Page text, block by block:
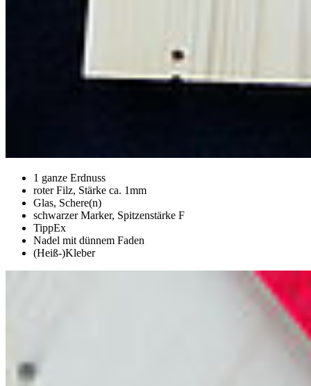
1 ganze Erdnuss
roter Filz, Stärke ca. 1mm
Glas, Schere(n)
schwarzer Marker, Spitzenstärke F
TippEx
Nadel mit dünnem Faden
(Heiß-)Kleber